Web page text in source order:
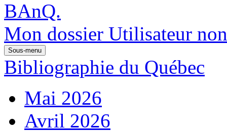
Mon dossier Utilisateur
Sous-menu
Bibliographie du Québec
Mai 2026
Avril 2026